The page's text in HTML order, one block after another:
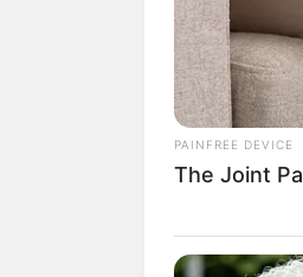
PAINFREE DEVICE
The Joint